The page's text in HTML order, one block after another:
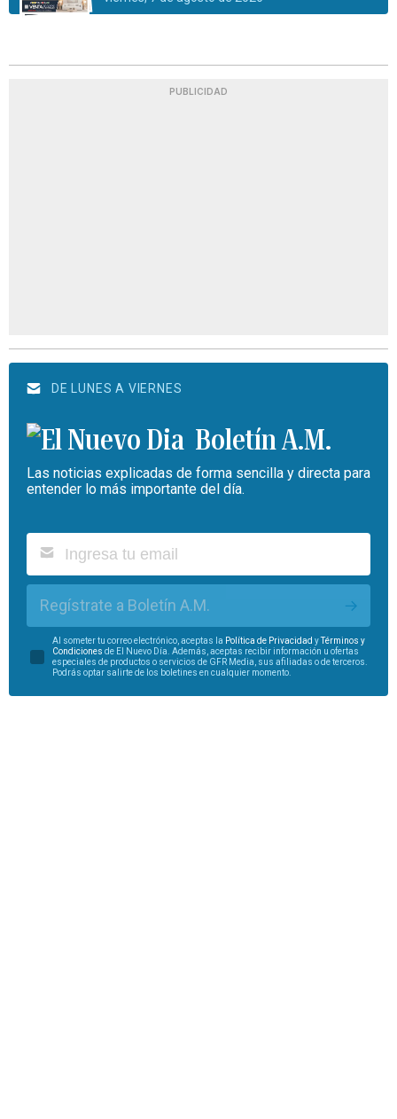
PUBLICIDAD
DE LUNES A VIERNES
Boletín A.M.
Las noticias explicadas de forma sencilla y directa para
entender lo más importante del día.
Regístrate a Boletín A.M.
Al someter tu correo electrónico, aceptas la Política de Privacidad y
Términos y
Condiciones de El Nuevo Día. Además, aceptas recibir información u ofertas
especiales de productos o servicios de GFR Media, sus afiliadas o de terceros.
Podrás optar salirte de los boletines en cualquier momento.